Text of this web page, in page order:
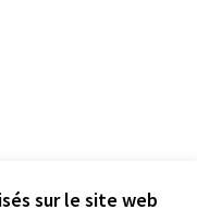
sur le site web